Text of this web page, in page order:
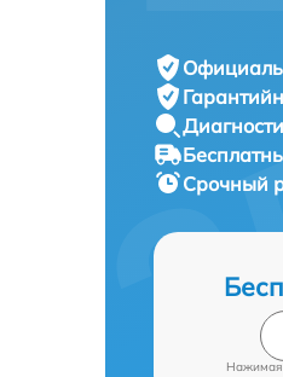
Срочный
Нажимая